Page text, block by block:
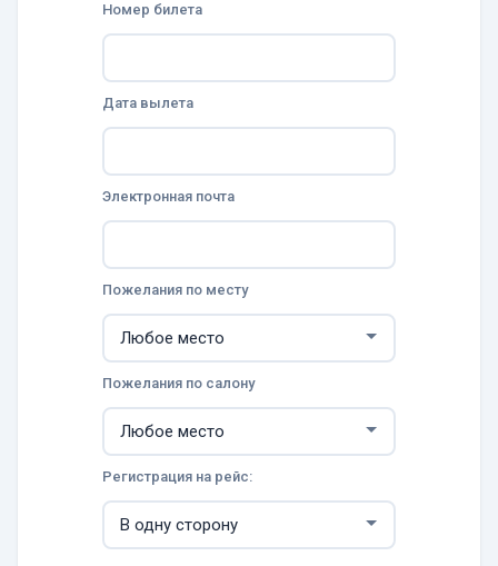
Номер билета
Дата вылета
Электронная почта
Пожелания по месту
Пожелания по салону
Регистрация на рейс: